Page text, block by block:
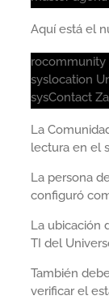
Aquí está el
rocommunity
syslocation
sysContact
La
lectura en el
La persona
configuró
La ubicación
TI del
También
verificar el